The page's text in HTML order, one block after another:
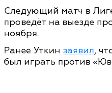
Следующий матч в
проведёт на выезде
ноября.
Ранее Уткин заявил,
был играть против